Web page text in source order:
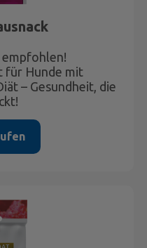
für Hunde mit
– Gesundheit, die